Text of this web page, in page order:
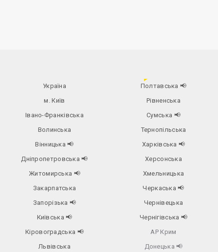
Україна
м. Київ
Івано-Франківська
Волинська
Вінницька📢
Дніпропетровська📢
Житомирська 📢
Закарпатська
Запорізька 📢
Київська📢
Кіровоградська 📢
Львівська
Полтавська 📢
Рівненська
Сумська 📢
Тернопільська
Харківська 📢
Херсонська
Хмельницька
Черкаська📢
Чернівецька
Чернігівська 📢
АР Крим
Донецька 📢